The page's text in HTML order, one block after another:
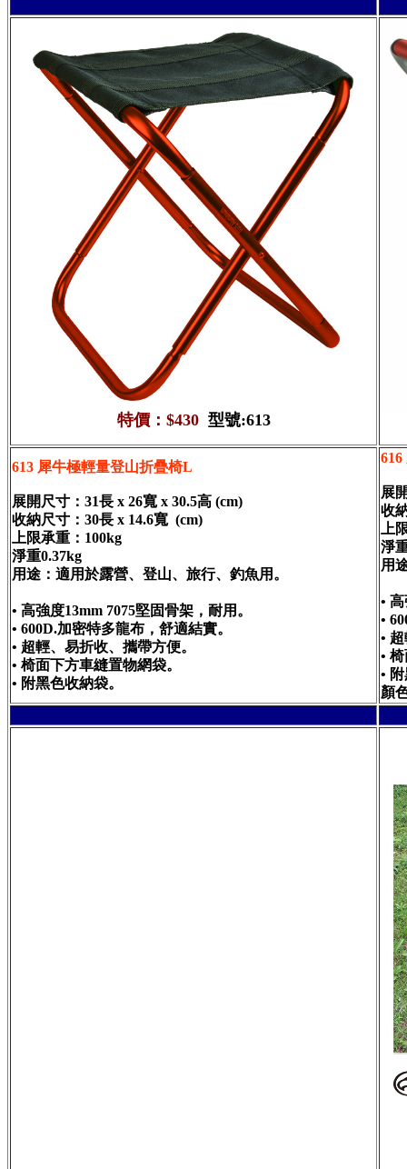
特價：$430型號:613
613 犀牛極輕量登山折疊椅L
展開尺寸：31長 x 26寬 x 30.5高 (cm)
收納尺寸：30長 x 14.6寬 (cm)
上限承重：100kg
淨重0.37kg
用途：適用於露營、登山、旅行、釣魚用。
• 高強度13mm 7075堅固骨架，耐用。
• 600D.加密特多龍布，舒適結實。
• 超輕、易折收、攜帶方便。
• 椅面下方車縫置物網袋。
• 附黑色收納袋。
展
收
上
淨
用
•
•
•
•
•
顏